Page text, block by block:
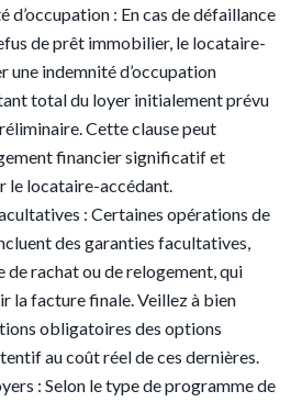
d’occupation : En cas de défaillance
de prêt immobilier, le locataire-
une indemnité d’occupation
total du loyer initialement prévu
Cette clause peut
financier significatif et
le locataire-accédant.
: Certaines opérations de
des garanties facultatives,
de rachat ou de relogement, qui
la facture finale. Veillez à bien
obligatoires des options
au coût réel de ces dernières.
: Selon le type de programme de